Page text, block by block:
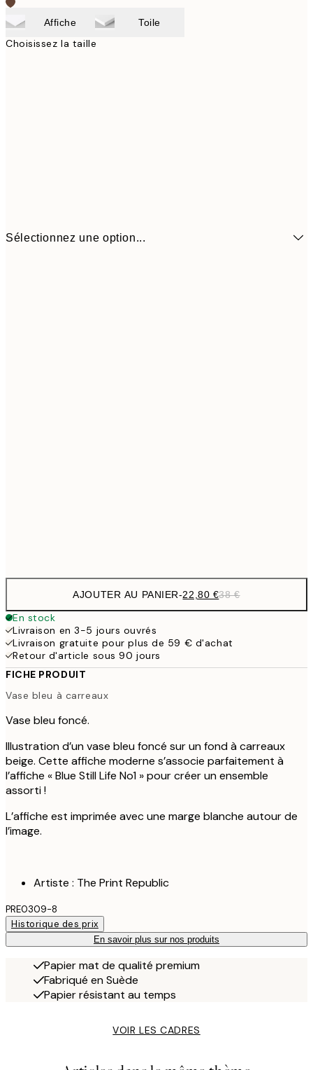
Affiche Toile
Choisissez la taille
Sélectionnez une option...
AJOUTER AU PANIER-22,80 €38 €
En stock
Livraison en 3-5 jours ouvrés
Livraison gratuite pour plus de 59 € d'achat
Retour d'article sous 90 jours
FICHE PRODUIT
Vase bleu à carreaux
Vase bleu foncé.
Illustration d’un vase bleu foncé sur un fond à carreaux
beige. Cette affiche moderne s’associe parfaitement à
l’affiche « Blue Still Life No1 » pour créer un ensemble
assorti !
L’affiche est imprimée avec une marge blanche autour de
l’image.
Artiste : The Print Republic
PRE0309-8
Historique des prix
En savoir plus sur nos produits
Papier mat de qualité premium
Fabriqué en Suède
Papier résistant au temps
VOIR LES CADRES